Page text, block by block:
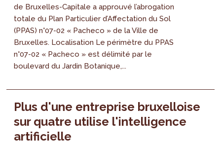
de Bruxelles-Capitale a approuvé l’abrogation
totale du Plan Particulier d’Affectation du Sol
(PPAS) n°07-02 « Pacheco » de la Ville de
Bruxelles. Localisation Le périmètre du PPAS
n°07-02 « Pacheco » est délimité par le
boulevard du Jardin Botanique,...
Plus d'une entreprise bruxelloise
sur quatre utilise l'intelligence
artificielle